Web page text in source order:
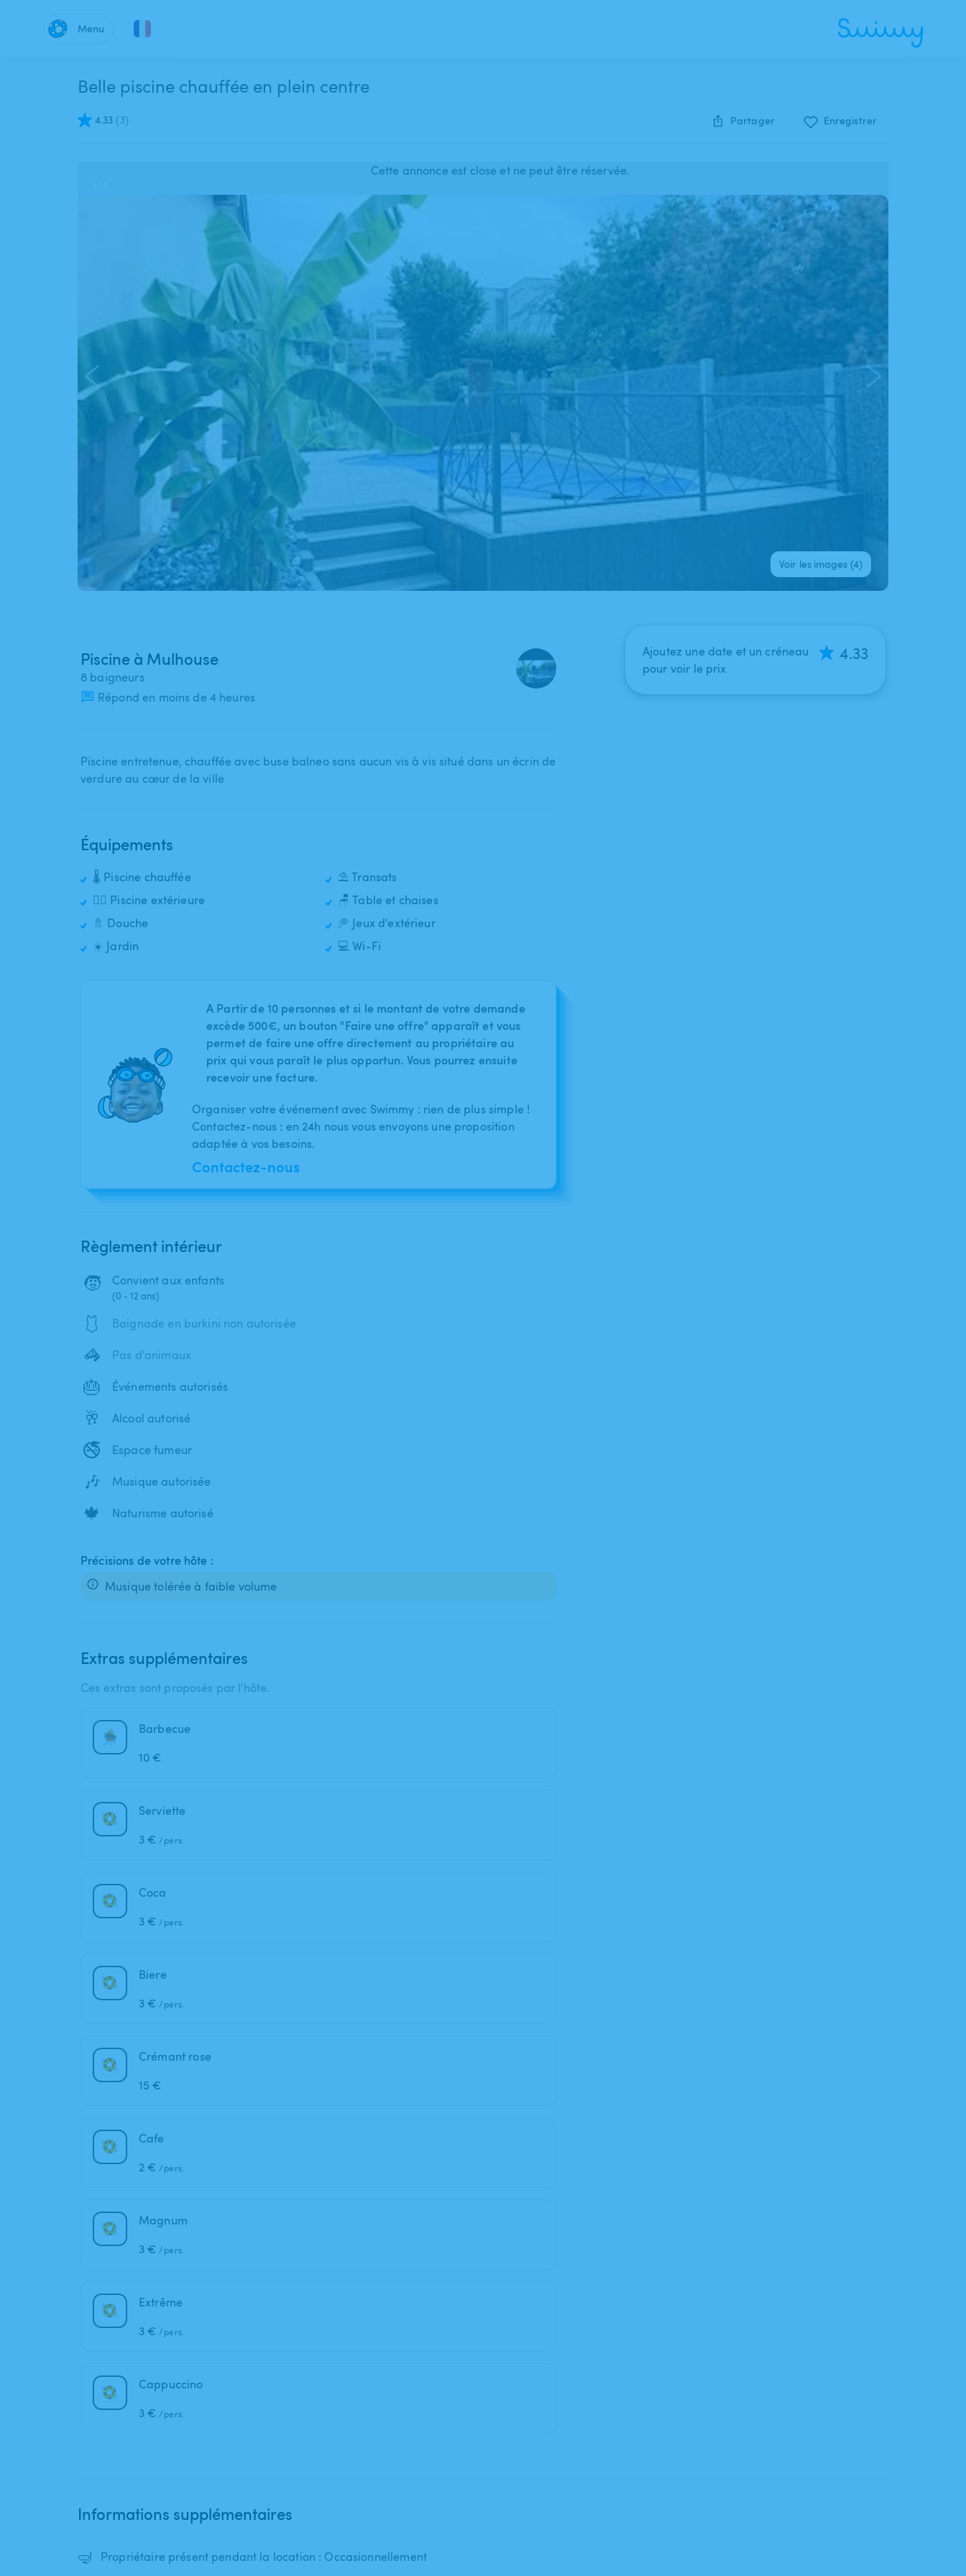
Menu
Belle piscine chauffée en plein centre
4.33 (3) Partager Enregistrer
Cette annonce est close et ne peut être réservée.
Voir les images (4)
Piscine à Mulhouse
8 baigneurs
Répond en moins de 4 heures
Piscine entretenue​,​ chauffée avec buse balneo sans aucun vis à vis situé dans un écrin de
verdure au cœur de la ville
Équipements
🌡️ Piscine chauffée
🏊‍♂️ Piscine extérieure
🚿 Douche
☀️ Jardin
⛱️ Transats
🪑 Table et chaises
🥏 Jeux d'extérieur
💻 Wi-Fi
A Partir de 10 personnes et si le montant de votre demande
excède 500€, un bouton "Faire une offre" apparaît et vous
permet de faire une offre directement au propriétaire au
prix qui vous paraît le plus opportun. Vous pourrez ensuite
recevoir une facture.
Organiser votre événement avec Swimmy : rien de plus simple !
Contactez-nous : en 24h nous vous envoyons une proposition
adaptée à vos besoins.
Contactez-nous
Règlement intérieur
🧒 Convient aux enfants
(0 - 12 ans)
🩱 Baignade en burkini non autorisée
🦓 Pas d'animaux
🎂 Événements autorisés
🥂 Alcool autorisé
🚭 Espace fumeur
🎶 Musique autorisée
🍁 Naturisme autorisé
Précisions de votre hôte :
Musique tolérée à faible volume
Extras supplémentaires
Ces extras sont proposés par l'hôte.
Barbecue
10 €
Serviette
3 € /pers.
Coca
3 € /pers.
Biere
3 € /pers.
Crémant rose
15 €
Cafe
2 € /pers.
Magnum
3 € /pers.
Extrême
3 € /pers.
Cappuccino
3 € /pers.
Ajoutez une date et un créneau
pour voir le prix
4.33
Informations supplémentaires
🤿 Propriétaire présent pendant la location : Occasionnellement